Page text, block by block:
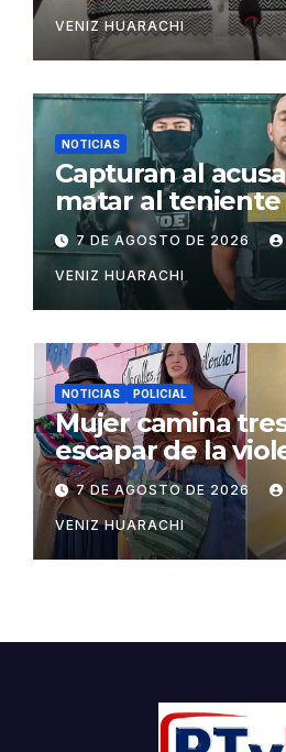
VENIZ HUARACHI
NOTICIAS
Capturan al
matar al teniente
San Matías
7 DE AGOSTO DE 2026
VENIZ HUARACHI
NOTICIAS POLICIAL
Mujer camina
escapar de la
Potosí
7 DE AGOSTO DE 2026
VENIZ HUARACHI